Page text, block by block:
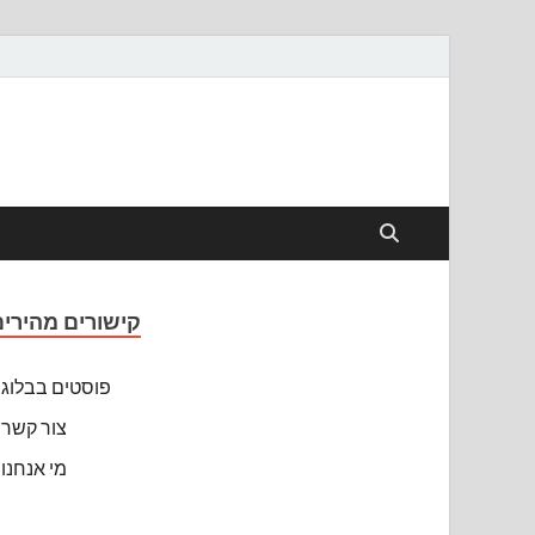
קישורים
פוסטים בבלוג
צור קשר
מי אנחנו